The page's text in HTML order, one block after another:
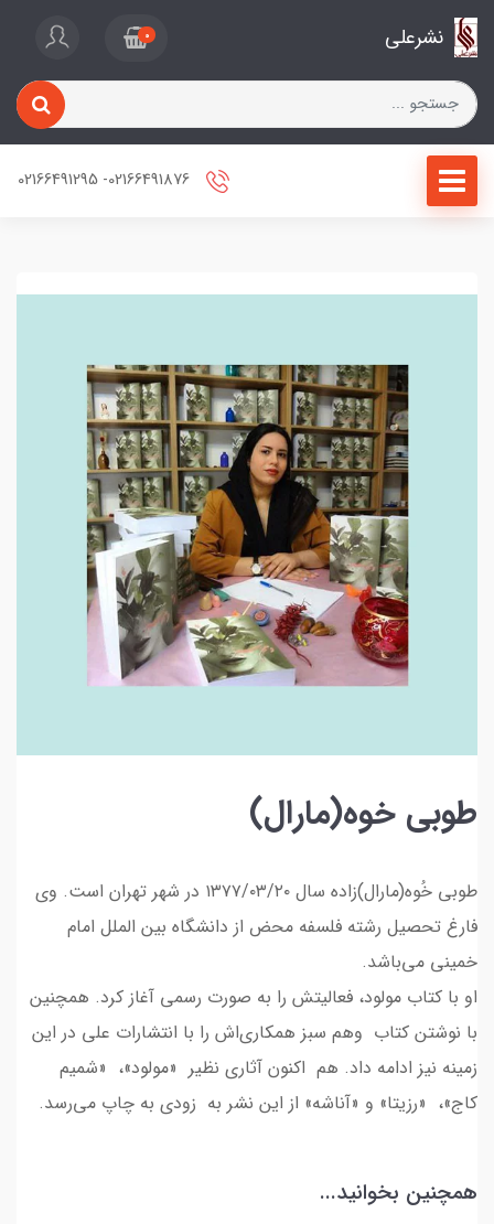
نشرعلی 0
طوبی خوه(مارال)
طوبی خُوه(مارال)زاده سال ۱۳۷۷/۰۳/۲۰ در شهر تهران است. وی
فارغ تحصیل رشته فلسفه محض از دانشگاه بین الملل امام
خمینی می‌باشد.
او با کتاب مولود، فعالیتش را به صورت رسمی آغاز کرد. همچنین
با نوشتن کتاب وهم سبز همکاری‌اش را با انتشارات علی در این
زمینه نیز ادامه داد. هم اکنون آثاری نظیر «مولود»، «شمیم
کاج»، «رزیتا» و «آناشه» از این نشر به زودی به چاپ می‌رسد.
همچنین بخوانید...